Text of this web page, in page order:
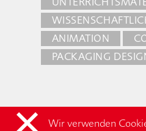
ANIMATION
PACKAGING
Wir verwenden